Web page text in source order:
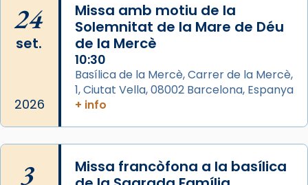
📸 Dr. G. Simón
Photo
View on Facebook ·
Arquebisbat de Barcelona
Memòria de les santes Juliana i
Semproniana, verges i màrtirs.
24
set.
2026
Missa amb motiu de la
Solemnitat de la Mare de Déu
de la Mercè
10:30
Basílica de la Mercè, Carrer de la Mercè,
1, Ciutat Vella, 08002 Barcelona, Espanya
+ info
3
Missa francòfona a la basílica